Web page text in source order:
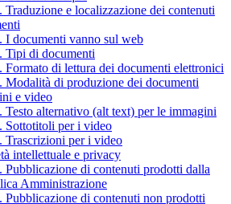
Traduzione e localizzazione dei contenuti
I documenti vanno sul web
Tipi di documenti
Formato di lettura dei documenti elettronici
Modalità di produzione dei documenti
e video
Testo alternativo (alt text) per le immagini
Sottotitoli per i video
Trascrizioni per i video
intellettuale e privacy
Pubblicazione di contenuti prodotti dalla
Amministrazione
Pubblicazione di contenuti non prodotti